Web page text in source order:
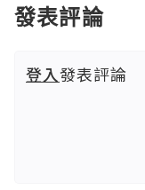
發表評論
登入發表評論